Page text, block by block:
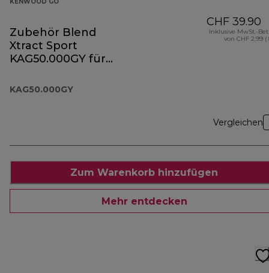
KENWOOD GO
Zubehör Blend
Xtract Sport
KAG50.000GY für
Kollektion
KAG50.000GY
CHF 39.90
Inklusive MwSt.-
von CHF 2.99 (
Vergleichen
Zum Warenkorb hinzufügen
Mehr entdecken